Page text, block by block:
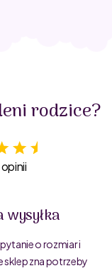
rodzice?
wysyłka
o rozmiar i
sklep zna potrzeby